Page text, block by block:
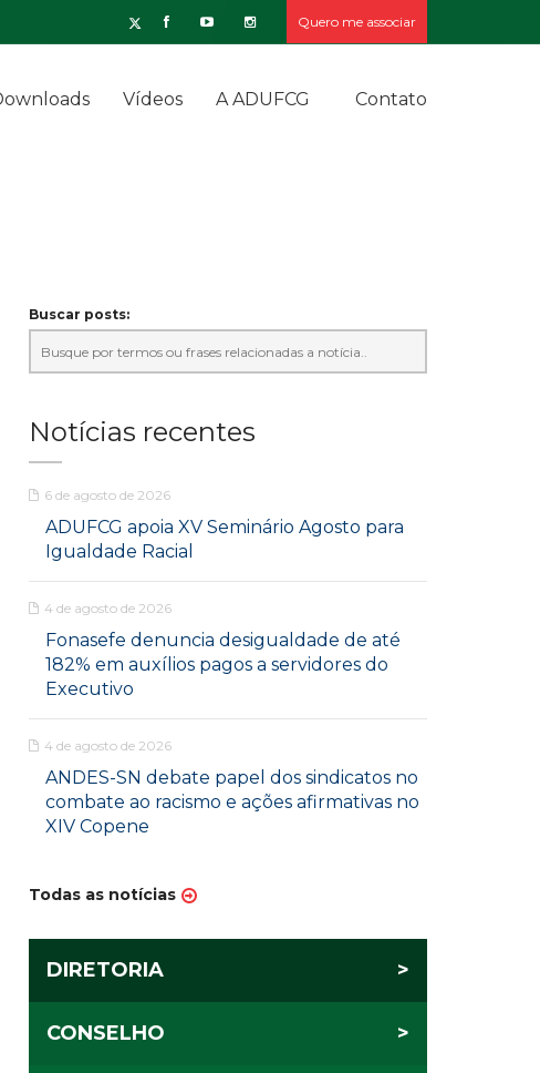
Quero me associar
Vídeos A ADUFCG Contato
Buscar posts:
Notícias recentes
6 de agosto de 2026
ADUFCG apoia XV Seminário Agosto para
Igualdade Racial
4 de agosto de 2026
Fonasefe denuncia desigualdade de até
182% em auxílios pagos a servidores do
Executivo
4 de agosto de 2026
ANDES-SN debate papel dos sindicatos no
combate ao racismo e ações afirmativas no
XIV Copene
Todas as notícias
DIRETORIA >
CONSELHO >